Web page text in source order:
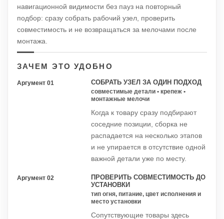
навигационной видимости без пауз на повторный
подбор: сразу собрать рабочий узел, проверить
совместимость и не возвращаться за мелочами после
монтажа.
ЗАЧЕМ ЭТО УДОБНО
Аргумент 01 СОБРАТЬ УЗЕЛ ЗА ОДИН ПОДХОД
совместимые детали • крепеж •
монтажные мелочи
Когда к товару сразу подбирают
соседние позиции, сборка не
распадается на несколько этапов
и не упирается в отсутствие одной
важной детали уже по месту.
Аргумент 02
ПРОВЕРИТЬ СОВМЕСТИМОСТЬ ДО
УСТАНОВКИ
тип огня, питание, цвет исполнения и
место установки
Сопутствующие товары здесь